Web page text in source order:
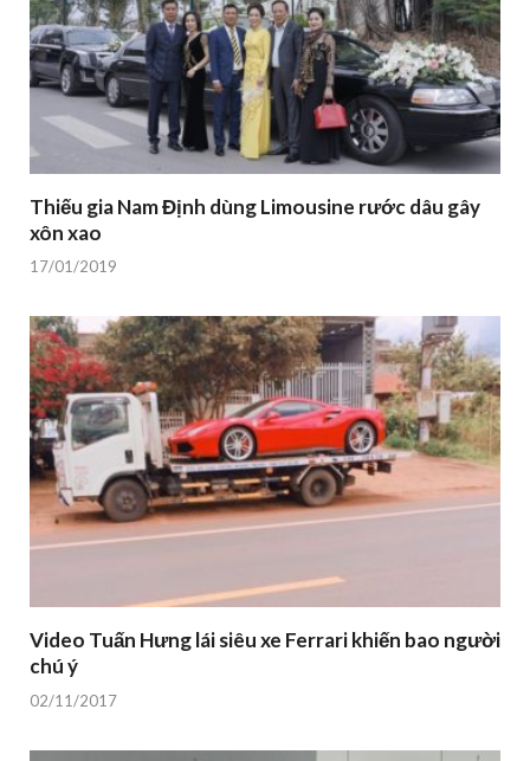
Thiếu gia Nam Định dùng Limousine rước dâu gây
xôn xao
17/01/2019
Video Tuấn Hưng lái siêu xe Ferrari khiến bao người
chú ý
02/11/2017